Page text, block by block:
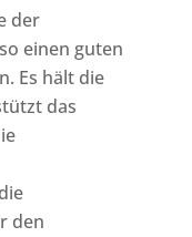
der
einen guten
Es hält die
das
den